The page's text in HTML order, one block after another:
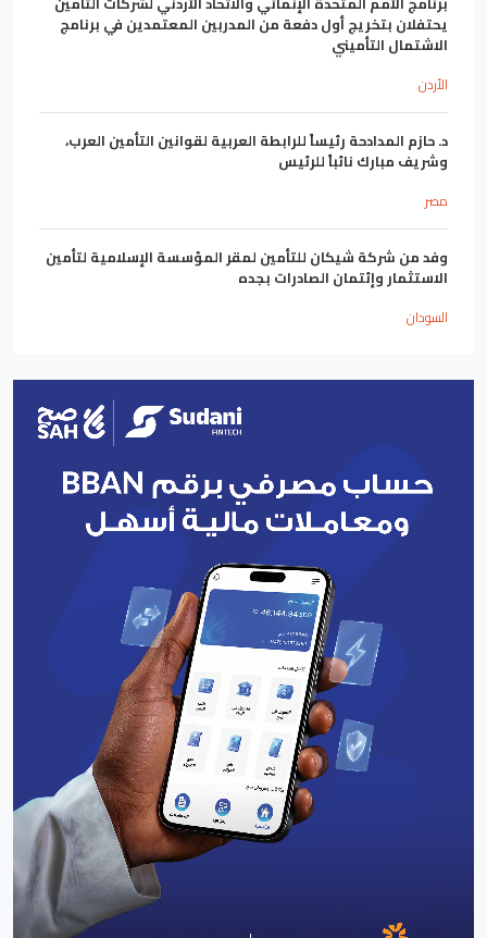
يحتفلان بتخريج أول دفعة من المدربين المعتمدين في برنامج
الاشتمال التأميني
الأردن
د. حازم المدادحة رئيساً للرابطة العربية لقوانين التأمين العرب،
وشريف مبارك نائباً للرئيس
مصر
وفد من شركة شيكان للتأمين لمقر المؤسسة الإسلامية لتأمين
الاستثمار وإئتمان الصادرات بجده
السودان